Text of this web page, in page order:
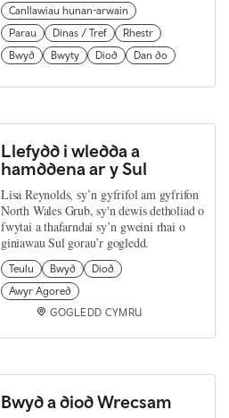
Canllawiau hunan-arwain
Parau
Dinas / Tref
Rhestr
Bwyd
Bwyty Diod Dan do
Llefydd i wledda a
hamddena ar y Sul
Lisa Reynolds, sy’n gyfrifol am gyfrifon
North Wales Grub, sy'n dewis detholiad o
fwytai a thafarndai sy’n gweini rhai o
giniawau Sul gorau’r gogledd.
Teulu Bwyd
Diod
Awyr Agored
GOGLEDD CYMRU
Bwyd a diod Wrecsam